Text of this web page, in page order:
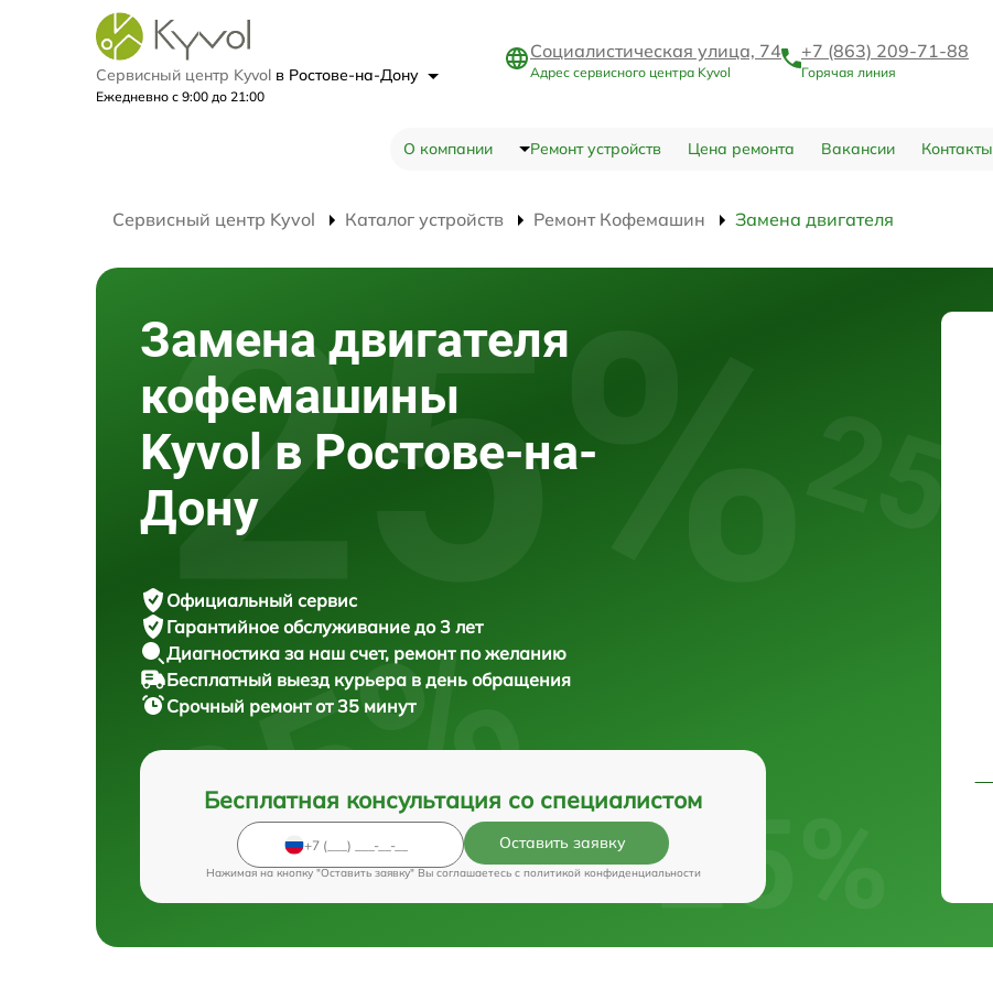
Сервисный центр Kyvol в Ростове-на-Дону
Ежедневно с 9:00 до 21:00
Социалистическая улица, 74
Адрес сервисного центра Kyvol
+7 (863) 209-71-88
Горячая линия
О компании Ремонт устройств Цена ремонта Вакансии Контакты
Сервисный центр Kyvol Каталог устройств Ремонт Кофемашин Замена двигателя
Замена двигателя
кофемашины
Kyvol в Ростове-на-
Дону
Официальный сервис
Гарантийное обслуживание до 3 лет
Диагностика за наш счет, ремонт по желанию
Бесплатный выезд курьера в день обращения
Срочный ремонтот 35 минут
Бесплатная консультация со специалистом
Оставить заявку
Нажимая на кнопку "Оставить заявку" Вы соглашаетесь c политикой конфиденциальности